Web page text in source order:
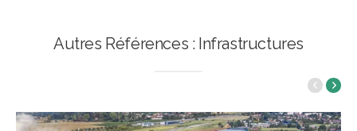
Autres Références : Infrastructures